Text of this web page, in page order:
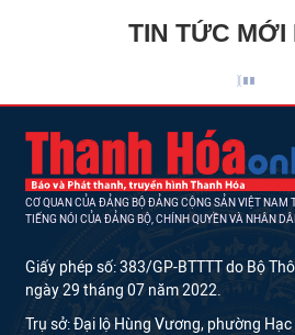
TIN TỨC MỚI
CƠ QUAN CỦA ĐẢNG BỘ ĐẢNG CỘNG SẢN VIỆT NAM
TIẾNG NÓI CỦA ĐẢNG BỘ, CHÍNH QUYỀN VÀ NHÂN
Giấy phép số: 383/GP-BTTTT do Bộ
ngày 29 tháng 07 năm 2022.
Trụ sở: Đại lộ Hùng Vương, phường